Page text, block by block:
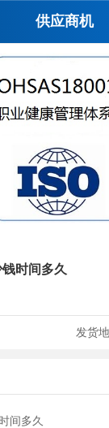
供应商机
时间多久
发货
间多久